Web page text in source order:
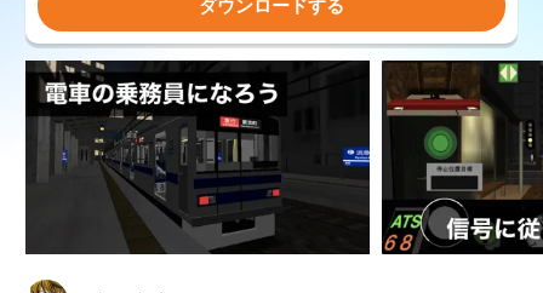
ダウンロードする